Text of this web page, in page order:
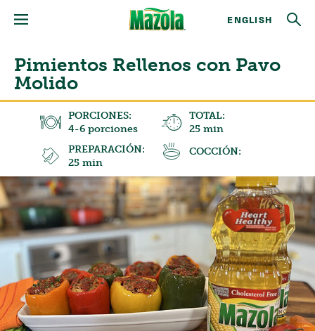
ENGLISH
Pimientos Rellenos con Pavo
Molido
PORCIONES:
4-6 porciones
TOTAL:
25 min
PREPARACIÓN:
25 min
COCCIÓN: